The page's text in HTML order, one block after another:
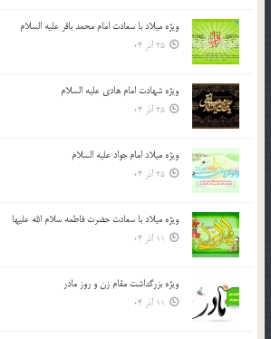
ویژه میلاد با سعادت امام محمد باقر علیه السلام
25 آذر 04
ویژه شهادت امام هادی علیه السلام
25 آذر 04
ویژه میلاد امام جواد علیه السلام
25 آذر 04
ویژه میلاد با سعادت حضرت فاطمه سلام الله علیها
11 آذر 04
ویژه بزرگداشت مقام زن و روز مادر
11 آذر 04